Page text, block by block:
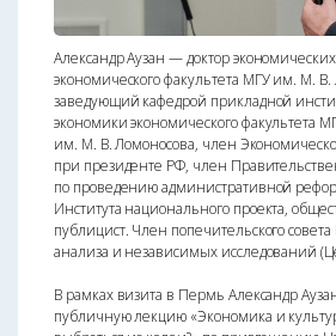
Александр Аузан — доктор
экономического факультета МГУ им. М. В.
заведующий кафедрой прикладной
экономики экономического факультета
им. М. В. Ломоносова, член
при президенте РФ, член
по проведению административной
Института национального проекта,
публицист. Член попечительского совета
анализа и независимых исследований
В рамках визита в Пермь Александр
публичную лекцию «Экономика и